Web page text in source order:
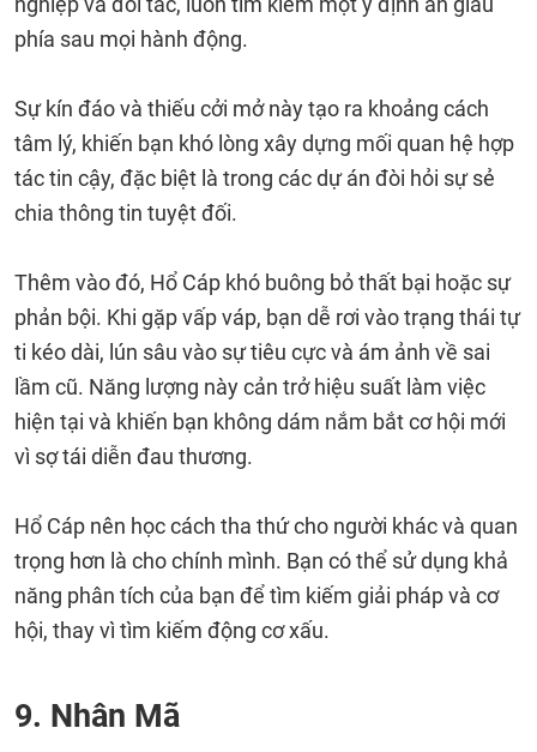
phía sau mọi hành động.
Sự kín đáo và thiếu cởi mở này tạo ra khoảng cách
tâm lý, khiến bạn khó lòng xây dựng mối quan hệ hợp
tác tin cậy, đặc biệt là trong các dự án đòi hỏi sự sẻ
chia thông tin tuyệt đối.
Thêm vào đó, Hổ Cáp khó buông bỏ thất bại hoặc sự
phản bội. Khi gặp vấp váp, bạn dễ rơi vào trạng thái tự
ti kéo dài, lún sâu vào sự tiêu cực và ám ảnh về sai
lầm cũ. Năng lượng này cản trở hiệu suất làm việc
hiện tại và khiến bạn không dám nắm bắt cơ hội mới
vì sợ tái diễn đau thương.
Hổ Cáp nên học cách tha thứ cho người khác và quan
trọng hơn là cho chính mình. Bạn có thể sử dụng khả
năng phân tích của bạn để tìm kiếm giải pháp và cơ
hội, thay vì tìm kiếm động cơ xấu.
9. Nhân Mã